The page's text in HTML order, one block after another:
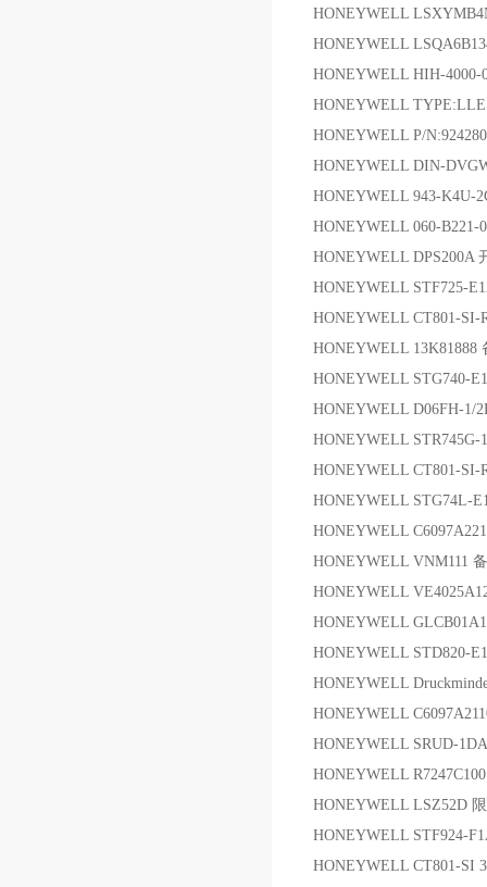
HONEYWELL
HONEYWELL
HONEYWELL HIH-4000-
HONEYWELL
HONEYWELL P/
HONEYWELL DIN-
HONEYWELL 943-K4U-
HONEYWELL 060-B221-
HONEYWELL DPS200A
HONEYWELL STF725-
HONEYWELL CT801-SI-
HONEYWELL 13K81888
HONEYWELL STG740-
HONEYWELL D06FH-1/
HONEYWELL STR745G-
HONEYWELL CT801-SI-
HONEYWELL STG74L-
HONEYWELL
HONEYWELL VNM111
HONEYWELL
HONEYWELL
HONEYWELL STD820-
HONEYWELL
HONEYWELL
HONEYWELL SRUD-
HONEYWELL
HONEYWELL LSZ52D
HONEYWELL STF924-
HONEYWELL CT801-SI